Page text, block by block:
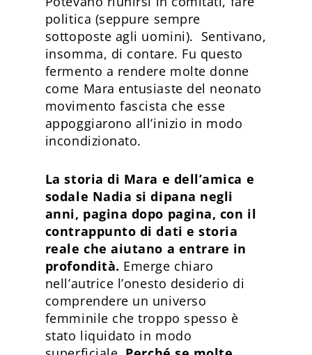
politica (seppure sempre
sottoposte agli uomini). Sentivano,
insomma, di contare. Fu questo
fermento a rendere molte donne
come Mara entusiaste del neonato
movimento fascista che esse
appoggiarono all’inizio in modo
incondizionato.
La storia di Mara e dell’amica e
sodale Nadia si dipana negli
anni, pagina dopo pagina, con il
contrappunto di dati e storia
reale che aiutano a entrare in
profondità. Emerge chiaro
nell’autrice l’onesto desiderio di
comprendere un universo
femminile che troppo spesso è
stato liquidato in modo